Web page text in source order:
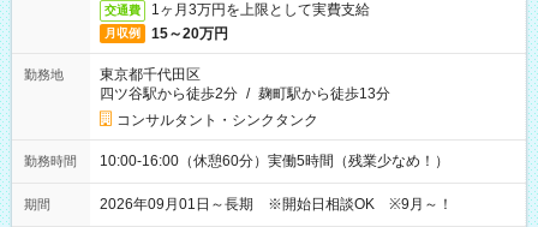
交通費 1ヶ月3万円を上限として実費支給
月収例 15～20万円
勤務地
東京都千代田区
四ツ谷駅から徒歩2分 / 麹町駅から徒歩13分
コンサルタント・シンクタンク
勤務時間 10:00-16:00（休憩60分）実働5時間（残業少なめ！）
期間 2026年09月01日～長期 ※開始日相談OK ※9月～！